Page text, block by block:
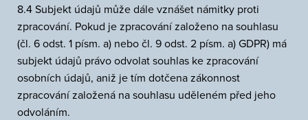
8.4 Subjekt údajů může dále vznášet námitky proti
zpracování. Pokud je zpracování založeno na souhlasu
(čl. 6 odst. 1 písm. a) nebo čl. 9 odst. 2 písm. a) GDPR) má
subjekt údajů právo odvolat souhlas ke zpracování
osobních údajů, aniž je tím dotčena zákonnost
zpracování založená na souhlasu uděleném před jeho
odvoláním.